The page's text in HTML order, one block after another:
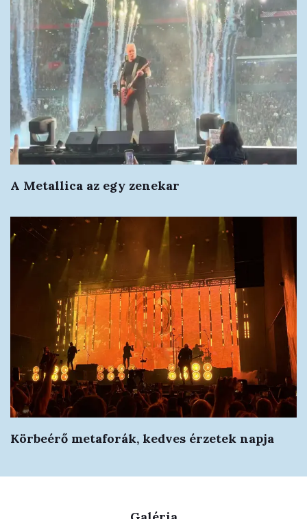
A Metallica az egy zenekar
Körbeérő metaforák, kedves érzetek napja